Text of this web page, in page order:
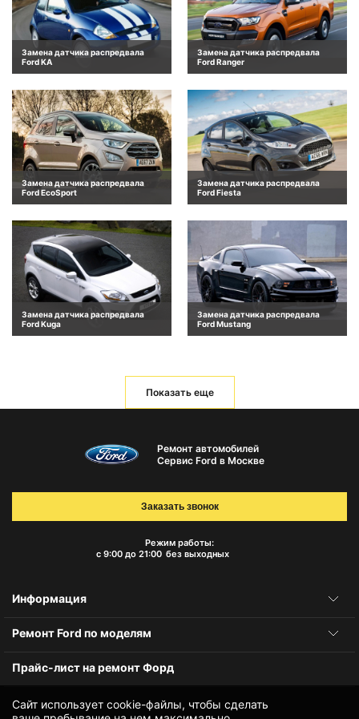
Замена датчика распредвала
Ford KA
Замена датчика распредвала
Ford Ranger
Замена датчика распредвала
Ford EcoSport
Замена датчика распредвала
Ford Fiesta
Замена датчика распредвала
Ford Kuga
Замена датчика распредвала
Ford Mustang
Показать еще
Сайт использует cookie-файлы, чтобы сделать
Ремонт автомобилей
Сервис Ford в Москве
Режим работы:
с 9:00 до 21:00 без выходных
Заказать звонок
Информация
Ремонт Ford по моделям
Прайс-лист на ремонт Форд